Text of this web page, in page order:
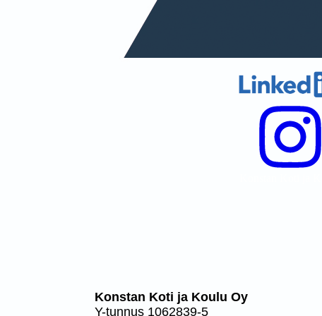
Konstan Koti ja Koulu Oy
Y-tunnus 1062839-5